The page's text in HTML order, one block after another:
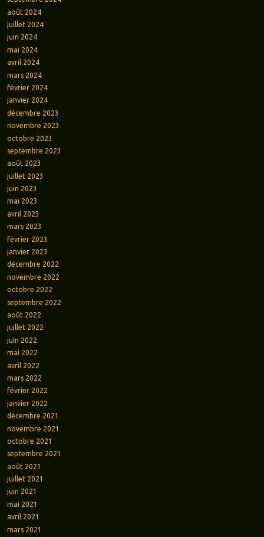
août 2024
juillet 2024
juin 2024
mai 2024
avril 2024
mars 2024
février 2024
janvier 2024
décembre 2023
novembre 2023
octobre 2023
septembre 2023
août 2023
juillet 2023
juin 2023
mai 2023
avril 2023
mars 2023
février 2023
janvier 2023
décembre 2022
novembre 2022
octobre 2022
septembre 2022
août 2022
juillet 2022
juin 2022
mai 2022
avril 2022
mars 2022
février 2022
janvier 2022
décembre 2021
novembre 2021
octobre 2021
septembre 2021
août 2021
juillet 2021
juin 2021
mai 2021
avril 2021
mars 2021